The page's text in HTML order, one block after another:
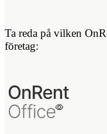
Ta reda på vilken
företag: